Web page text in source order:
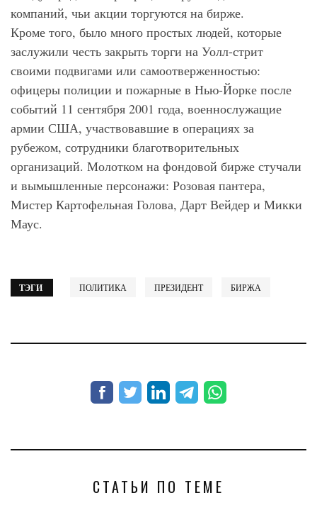
компаний, чьи акции торгуются на бирже.
Кроме того, было много простых людей, которые
заслужили честь закрыть торги на Уолл-стрит
своими подвигами или самоотверженностью:
офицеры полиции и пожарные в Нью-Йорке после
событий 11 сентября 2001 года, военнослужащие
армии США, участвовавшие в операциях за
рубежом, сотрудники благотворительных
организаций. Молотком на фондовой бирже стучали
и вымышленные персонажи: Розовая пантера,
Мистер Картофельная Голова, Дарт Вейдер и Микки
Маус.
ТЭГИ ПОЛИТИКА ПРЕЗИДЕНТ БИРЖА
СТАТЬИ ПО ТЕМЕ